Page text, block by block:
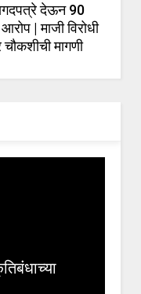
देऊन 90
| माजी विरोधी
मागणी